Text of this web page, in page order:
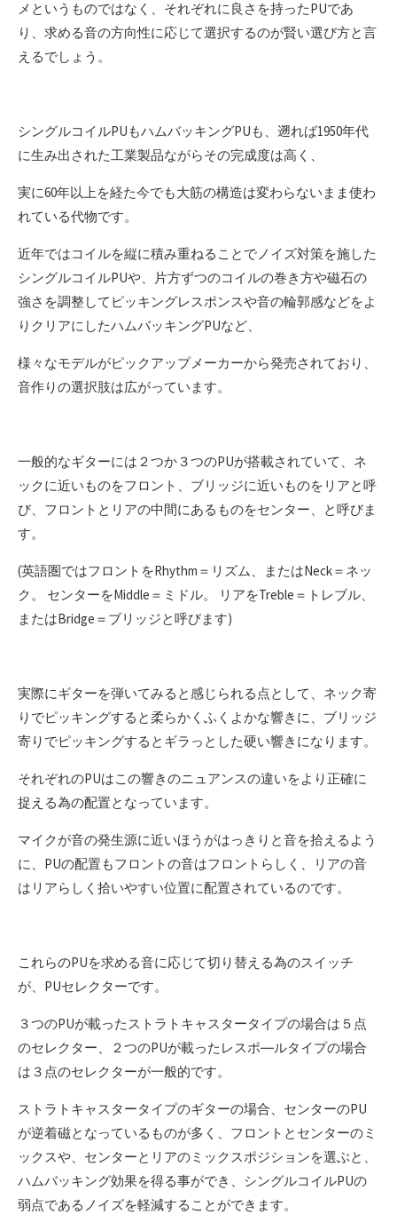
メというものではなく、それぞれに良さを持ったPUであ
り、求める音の方向性に応じて選択するのが賢い選び方と言
えるでしょう。
シングルコイルPUもハムバッキングPUも、遡れば1950年代
に生み出された工業製品ながらその完成度は高く、
実に60年以上を経た今でも大筋の構造は変わらないまま使わ
れている代物です。
近年ではコイルを縦に積み重ねることでノイズ対策を施した
シングルコイルPUや、片方ずつのコイルの巻き方や磁石の
強さを調整してピッキングレスポンスや音の輪郭感などをよ
りクリアにしたハムバッキングPUなど、
様々なモデルがピックアップメーカーから発売されており、
音作りの選択肢は広がっています。
一般的なギターには２つか３つのPUが搭載されていて、ネ
ックに近いものをフロント、ブリッジに近いものをリアと呼
び、フロントとリアの中間にあるものをセンター、と呼びま
す。
(英語圏ではフロントをRhythm＝リズム、またはNeck＝ネッ
ク。 センターをMiddle＝ミドル。 リアをTreble＝トレブル、
またはBridge＝ブリッジと呼びます)
実際にギターを弾いてみると感じられる点として、ネック寄
りでピッキングすると柔らかくふくよかな響きに、ブリッジ
寄りでピッキングするとギラっとした硬い響きになります。
それぞれのPUはこの響きのニュアンスの違いをより正確に
捉える為の配置となっています。
マイクが音の発生源に近いほうがはっきりと音を拾えるよう
に、PUの配置もフロントの音はフロントらしく、リアの音
はリアらしく拾いやすい位置に配置されているのです。
これらのPUを求める音に応じて切り替える為のスイッチ
が、PUセレクターです。
３つのPUが載ったストラトキャスタータイプの場合は５点
のセレクター、２つのPUが載ったレスポ―ルタイプの場合
は３点のセレクターが一般的です。
ストラトキャスタータイプのギターの場合、センターのPU
が逆着磁となっているものが多く、フロントとセンターのミ
ックスや、センターとリアのミックスポジションを選ぶと、
ハムバッキング効果を得る事ができ、シングルコイルPUの
弱点であるノイズを軽減することができます。